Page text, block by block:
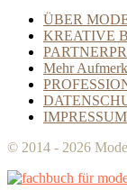
ÜBER
KREATIVE
Mehr
IMPRESSUM
© 2014 - 2026